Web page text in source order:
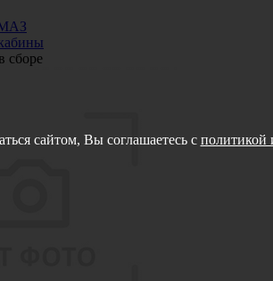
МАЗ
сборе
сайтом, Вы соглашаетесь с политикой